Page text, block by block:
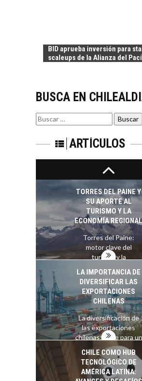
BID aprueba inversión para
scaleups de la Alianza del
BUSCA EN
Buscar
por:
ARTÍCULOS
las empresas…
CHILE:
ALTERNATIVAS MÁS
Financiamiento para
alternativas que
trascienden el
EL CRECIMIENTO DE
LOS SERVICIOS
EXPORTADOS DESDE
CHILE
El auge de las
servicios digitales en
Chile:…
TORRES DEL PAINE Y
SU APORTE AL
TURISMO Y LA
ECONOMÍA REGIONAL
Torres del Paine:
motor clave del
turismo y la
LA IMPORTANCIA DE
DIVERSIFICAR LAS
EXPORTACIONES
CHILENAS
La diversificación de
las exportaciones
chilenas: clave para un
crecimiento…
CHILE COMO HUB
TECNOLÓGICO DE
AMÉRICA LATINA: